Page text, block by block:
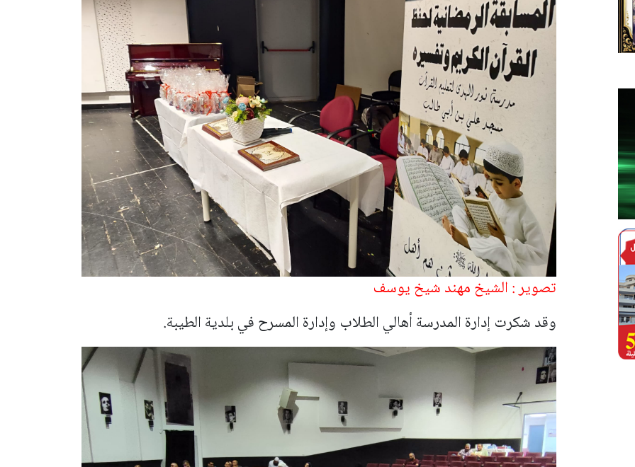
تصوير : الشيخ مهند شيخ يوسف
وقد شكرت إدارة المدرسة أهالي الطلاب وإدارة المسرح في بلدية الطيبة.